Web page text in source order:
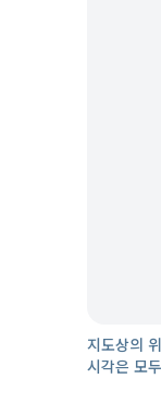
지도상의
시각은 모